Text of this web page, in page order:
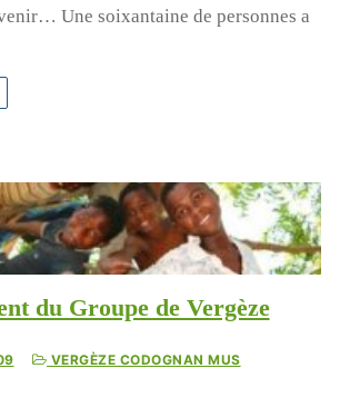
Une soixantaine de personnes a
du Groupe de Vergèze
VERGÈZE CODOGNAN MUS